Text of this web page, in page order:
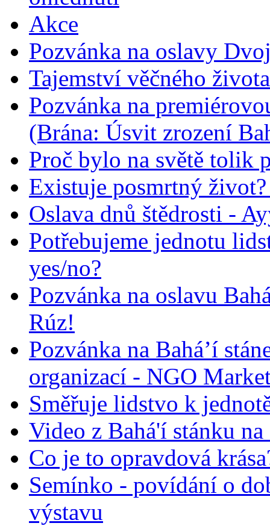
Akce
Pozvánka na oslavy
Tajemství věčného života
Pozvánka na
(Brána: Úsvit zrození
Proč bylo na světě tolik
Existuje posmrtný
Oslava dnů štědrosti -
Potřebujeme jednotu
yes/no?
Pozvánka na oslavu
Rúz!
Pozvánka na Bahá’í
organizací - NGO
Směřuje lidstvo k
Video z Bahá'í stánku
Co je to opravdová
Semínko - povídání o
výstavu